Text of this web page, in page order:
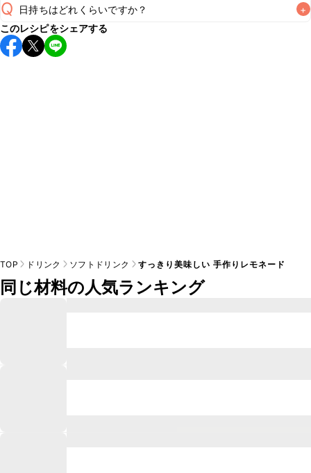
Q 日持ちはどれくらいですか？ +
こちらのレシピは出来たてをお召し上がりいただくことをお
すすめします。
このレシピをシェアする
TOP ドリンク ソフトドリンク すっきり美味しい 手作りレモネード
同じ材料の人気ランキング